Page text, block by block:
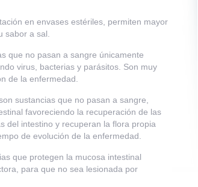
en envases estériles, permiten mayor
sabor a sal.
que no pasan a sangre únicamente
virus, bacterias y parásitos. Son muy
de la enfermedad.
sustancias que no pasan a sangre,
favoreciendo la recuperación de las
del intestino y recuperan la flora propia
de evolución de la enfermedad.
que protegen la mucosa intestinal
para que no sea lesionada por